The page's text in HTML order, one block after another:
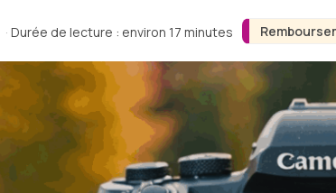
· Durée de lecture : environ 17 minutes